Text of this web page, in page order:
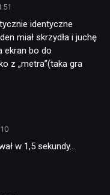
identyczne
miał skrzydła i juchę
ekran bo do
z „metra”(taka gra
w 1,5 sekundy…